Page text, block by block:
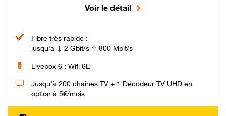
Voir le détail
Fibre très rapide :
jusqu'à ↓ 2 Gbit/s ↑ 800 Mbit/s
Livebox 6 : Wifi 6E
Jusqu’à 200 chaînes TV + 1 Décodeur TV UHD en
option à 5€/mois